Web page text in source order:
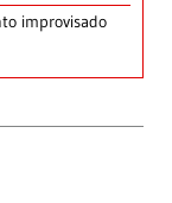
improvisado